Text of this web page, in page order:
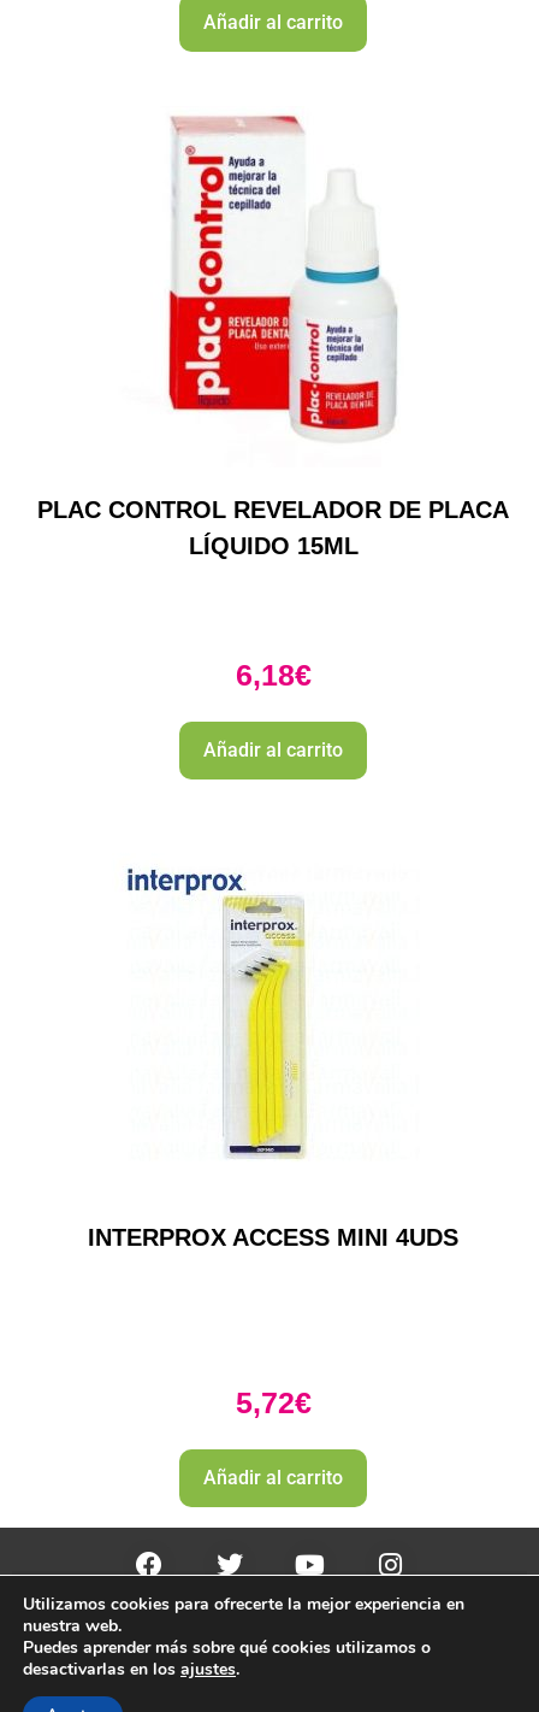
Añadir al carrito
PLAC CONTROL REVELADOR DE PLACA
LÍQUIDO 15ML
6,18€
Añadir al carrito
INTERPROX ACCESS MINI 4UDS
5,72€
Añadir al carrito
PharmaZone © 2022 | |Politica envio y devoluciones.
Utilizamos cookies para ofrecerte la mejor experiencia en
nuestra web.
Puedes aprender más sobre qué cookies utilizamos o
desactivarlas en los ajustes.